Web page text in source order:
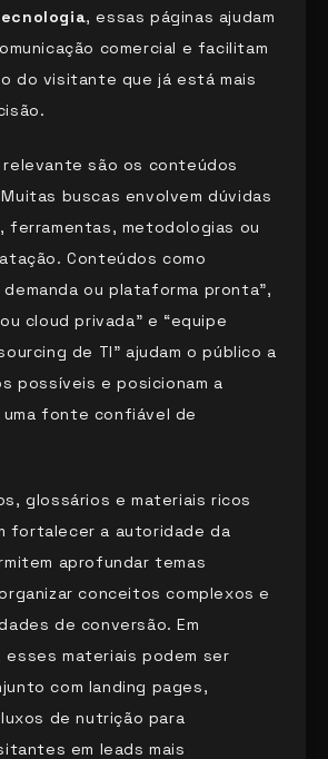
, essas páginas ajudam
comercial e facilitam
do visitante que já está mais
são os conteúdos
buscas envolvem dúvidas
ferramentas, metodologias ou
Conteúdos como
ou plataforma pronta”,
cloud privada” e “equipe
de TI” ajudam o público a
possíveis e posicionam a
uma fonte confiável de
glossários e materiais ricos
fortalecer a autoridade da
aprofundar temas
conceitos complexos e
de conversão. Em
esses materiais podem ser
com landing pages,
de nutrição para
em leads mais